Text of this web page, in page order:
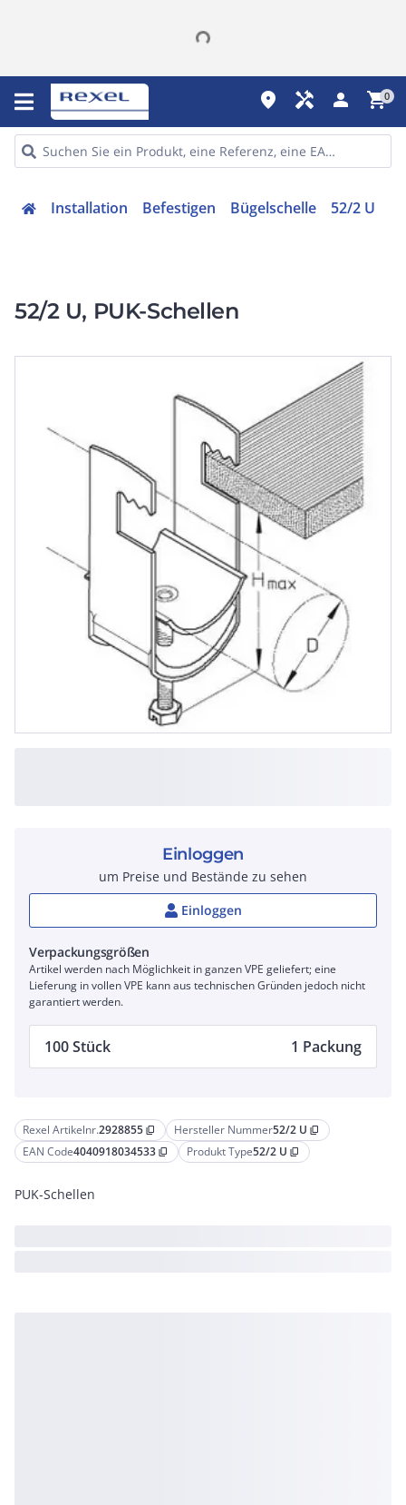
place handyman person shopping_cart0
Installation Befestigen Bügelschelle 52/2 U
52/2 U, PUK-Schellen
Rexel Artikelnr.2928855 content_copy Hersteller Nummer52/2 U content_copy
EAN Code4040918034533 content_copy Produkt Type52/2 U content_copy
PUK-Schellen
Einloggen
um Preise und Bestände zu sehen
Einloggen
Verpackungsgrößen
Artikel werden nach Möglichkeit in ganzen VPE geliefert; eine
Lieferung in vollen VPE kann aus technischen Gründen jedoch nicht
garantiert werden.
100 Stück 1 Packung